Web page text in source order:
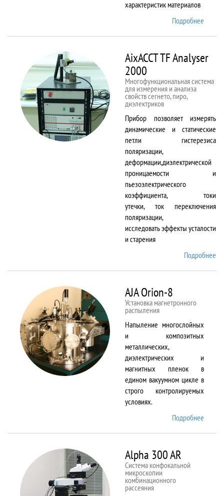
характеристик материалов
Подробнее
AixACCT TF Analyser
2000
Многофункциональная система
для измерения и анализа
свойств сегнето, пиро,
диэлектриков
Прибор позволяет измерять
динамические и статические
петли гистерезиса
поляризации,
деформации,диэлектрической
проницаемости и
пьезоэлектрического
коэффициента, токи
утечки, ток переключения
поляризации,
исследовать эффекты усталости
и старения
Подробнее
AJA Orion-8
Установка магнетронного
распыления
Напыление многослойных
и композитных
металлических,
диэлектрических и
магнитных пленок в
едином вакуумном цикле в
строго контролируемых
условиях.
Подробнее
Alpha 300 AR
Система конфокальной
микроскопии
комбинационного
рассеяния